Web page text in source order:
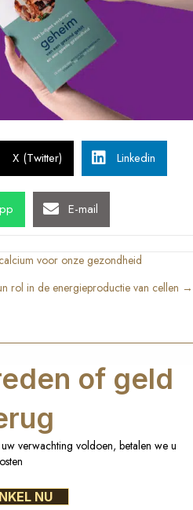
X (Twitter) Linkedin
E-mail
voor onze gezondheid
rol in de energieproductie van cellen →
of geld
verwachting voldoen, betalen we u
NU